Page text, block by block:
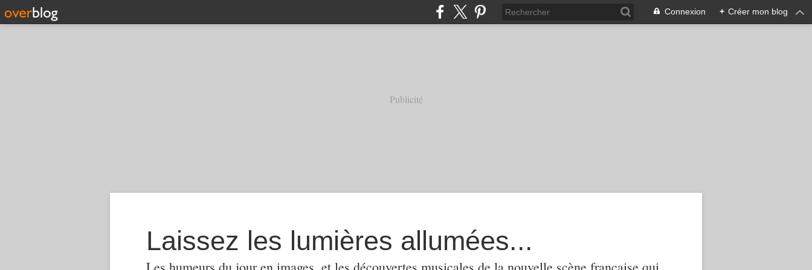
Connexion + Créer mon blog
Publicité
Laissez les lumières allumées...